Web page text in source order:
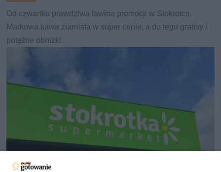
Od czwartku prawdziwa lawina promocji w Stokrotce.
Markowa kawa ziarnista w super cenie, a do tego gratisy i
potężne obniżki.